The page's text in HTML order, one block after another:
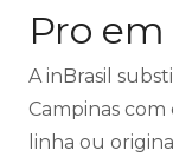
Pro
A inBrasil
Campinas com
linha ou